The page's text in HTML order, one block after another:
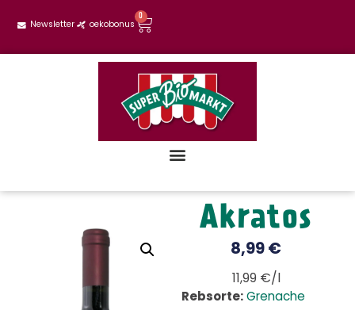
Newsletter oekobonus
0
Akratos
8,99 €
11,99 €/l
Rebsorte: Grenache